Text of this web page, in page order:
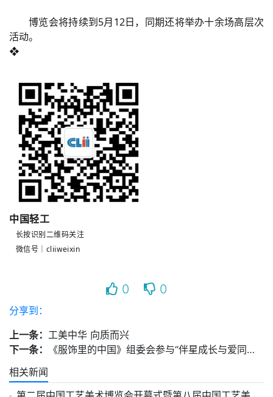
博览会将持续到5月12日，同期还将举办十余场高层次
活动。
❖
中国轻工
长按识别二维码关注
微信号｜cliiweixin
0 0
分享到：
上一条： 工美中华 向质而兴
下一条：
《服饰里的中国》组委会参与“伴星成长与爱同行”第三届公益户外活动纪实
相关新闻